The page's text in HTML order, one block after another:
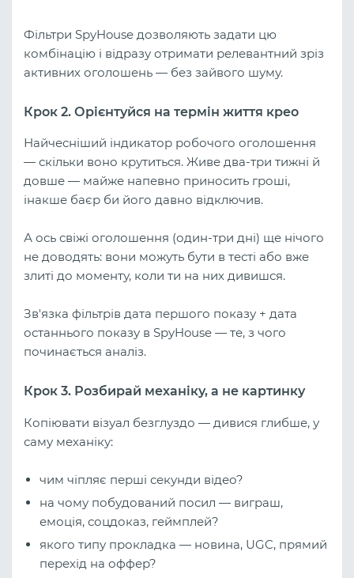
Фільтри SpyHouse дозволяють задати цю
комбінацію і відразу отримати релевантний зріз
активних оголошень — без зайвого шуму.
Крок 2. Орієнтуйся на термін життя крео
Найчесніший індикатор робочого оголошення
— скільки воно крутиться. Живе два-три тижні й
довше — майже напевно приносить гроші,
інакше баєр би його давно відключив.
А ось свіжі оголошення (один-три дні) ще нічого
не доводять: вони можуть бути в тесті або вже
злиті до моменту, коли ти на них дивишся.
Зв'язка фільтрів дата першого показу + дата
останнього показу в SpyHouse — те, з чого
починається аналіз.
Крок 3. Розбирай механіку, а не картинку
Копіювати візуал безглуздо — дивися глибше, у
саму механіку:
чим чіпляє перші секунди відео?
на чому побудований посил — виграш,
емоція, соцдоказ, геймплей?
якого типу прокладка — новина, UGC, прямий
перехід на оффер?